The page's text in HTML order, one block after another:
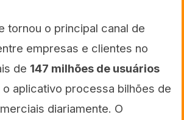
tornou o principal canal de
empresas e clientes no
de 147 milhões de usuários
o aplicativo processa bilhões de
diariamente. O